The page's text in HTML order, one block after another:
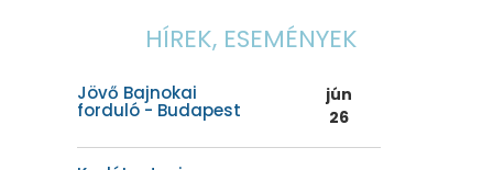
HÍREK, ESEMÉNYEK
Jövő Bajnokai
forduló - Budapest
jún
26